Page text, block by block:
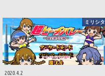
ミリシタ
2020.4.2